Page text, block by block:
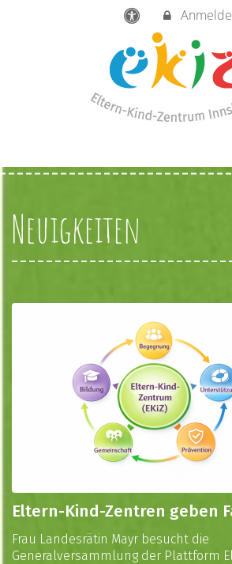
Neuigkeiten
Eltern-Kind-Zentren geben
Frau Landesrätin Mayr besucht die
Generalversammlung der Plattform